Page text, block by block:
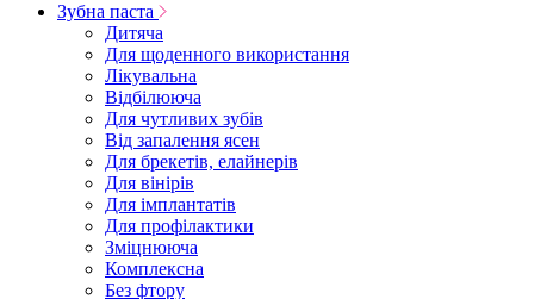
Зубна паста
Дитяча
Для щоденного використання
Лікувальна
Відбілююча
Для чутливих зубів
Від запалення ясен
Для брекетів, елайнерів
Для вінірів
Для імплантатів
Для профілактики
Зміцнююча
Комплексна
Без фтору